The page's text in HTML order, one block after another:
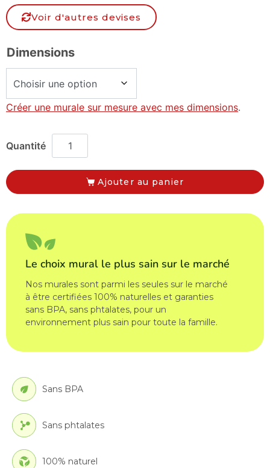
Voir d'autres devises
Dimensions
Créer une murale sur mesure avec mes dimensions.
Ajouter au panier
Le choix mural le plus sain sur le marché
Nos murales sont parmi les seules sur le marché
à être certifiées 100% naturelles et garanties
sans BPA, sans phtalates, pour un
environnement plus sain pour toute la famille.
Sans BPA
Sans phtalates
100% naturel